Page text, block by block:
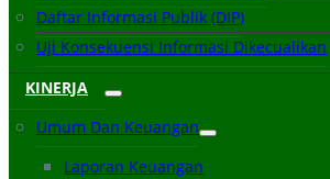
Daftar Informasi Publik (DIP)
Uji Konsekuensi Informasi Dikecualikan
KINERJA
Umum Dan Keuangan
Laporan Keuangan